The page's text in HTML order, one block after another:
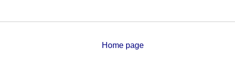
Home page